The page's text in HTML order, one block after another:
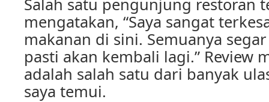
Salah satu pengunjung restoran
mengatakan, “Saya sangat
makanan di sini. Semuanya
pasti akan kembali lagi.” Review
adalah salah satu dari banyak
saya temui.